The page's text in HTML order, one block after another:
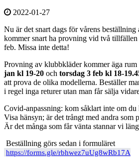
2022-01-27
Nu är det snart dags för vårens
kommer snart ha provning vid två
feb. Missa inte detta!
Provning av klubbkläder kommer äga rum
jan kl 19-20 och torsdag 3 feb kl 18-
att prova de olika modellerna. Beställer
i regel inga returer utan man får sälja
Covid-anpassning: kom såklart inte om
Visa hänsyn; är det trångt med andra som
Är det många som får vänta stannar vi
Beställning görs sedan i formuläret
https://forms.gle/rbhwez7uUg8wRb17A